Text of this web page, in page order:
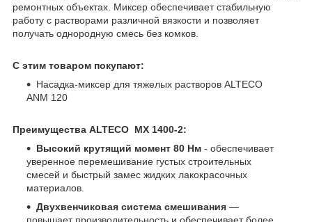
ремонтных объектах. Миксер обеспечивает стабильную
работу с растворами различной вязкости и позволяет
получать однородную смесь без комков.
С этим товаром покупают:
Насадка-миксер для тяжелых растворов ALTECO
ANM 120
Преимущества ALTECO MX 1400-2:
Высокий крутящий момент 80 Нм - обеспечивает
уверенное перемешивание густых строительных
смесей и быстрый замес жидких лакокрасочных
материалов.
Двухвенчиковая система смешивания —
повышает производительность и обеспечивает более